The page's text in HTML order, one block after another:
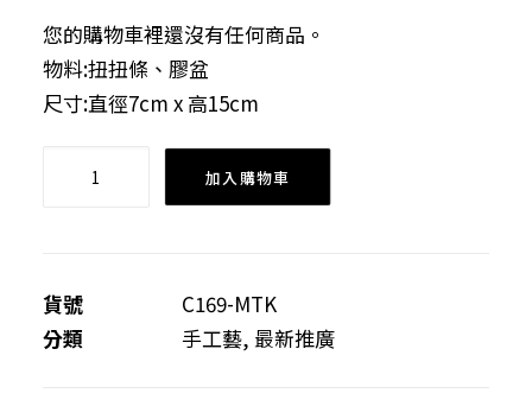
您的購物車裡還沒有任何商品。
物料:扭扭條、膠盆
尺寸:直徑7cm x 高15cm
條
–
加入購物車
貨號
C169-MTK
分類
手工藝, 最新推廣